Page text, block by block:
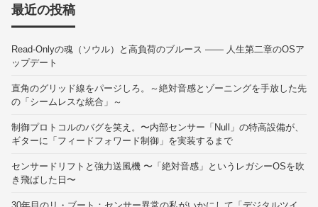
最近の投稿
Read-Onlyの魂（ソウル）と高負荷のブルース —— 人生第二章のOSア
ップデート
直角のグリッド線をパージしろ。～絶対音感とゾーニングを手放した先
の「シームレスな統合」～
制御プロトコルのバグを笑え。〜内部センサー「Null」の特高設備が、
ギターに「フィードフォワード制御」を実装するまで
センサードリフトと強力送風機 〜「絶対音感」というレガシーOSを吹
き飛ばした日〜
30年目のリ・ブート：センサー異常の私がいかにして「デジタルツイ